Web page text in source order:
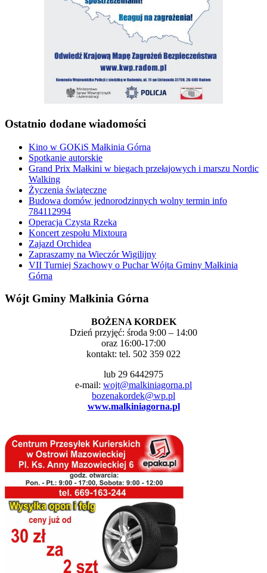
Ostatnio dodane wiadomości
Kino w GOKiS Małkinia Górna
Spotkanie autorskie
Grand Prix Małkini w biegach przełajowych i marszu Nordic
Walking
Życzenia świąteczne
Budowa domów jednorodzinnych wolny termin info
784112994
Operacja Czysta Rzeka
Koncert zespołu Mixtoura
Zajazd Orchidea
Zapraszamy na Wieczór Wigilijny
VII Turniej Szachowy o Puchar Wójta Gminy Małkinia
Górna
Wójt Gminy Małkinia Górna
BOŻENA KORDEK
Dzień przyjęć: środa 9:00 – 14:00
oraz 16:00-17:00
kontakt: tel. 502 359 022
lub 29 6442975
e-mail: wojt@malkiniagorna.pl
bozenakordek@wp.pl
www.malkiniagorna.pl